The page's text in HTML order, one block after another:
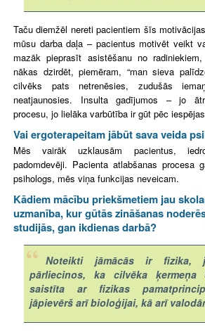
Taču diemžēl nereti pacientiem šīs
mūsu darba daļa – pacientus motivēt veikt
mazāk pieprasīt asistēšanu no
nākas dzirdēt, piemēram, “man sieva
cilvēks pats netrenēsies, zudušās
neatjaunosies. Insulta gadījumos – jo
procesu, jo lielāka varbūtība ir gūt pēc
Vai ergoterapeitam jābūt sava veida
Mēs vairāk uzklausām pacientus,
padomdevēji. Pacienta atlabšanas procesa
psihologs, mēs viņa funkcijas neveicam.
Kādiem mācību priekšmetiem jau
uzmanība, kur gūtās zināšanas
studijās, gan ikdienas darbā?
Noteikti jāmācās ir fizika,
pārliecinos, ka cilvēka
saistīta ar fizikas
jāpievērš arī bioloģijai, kā arī